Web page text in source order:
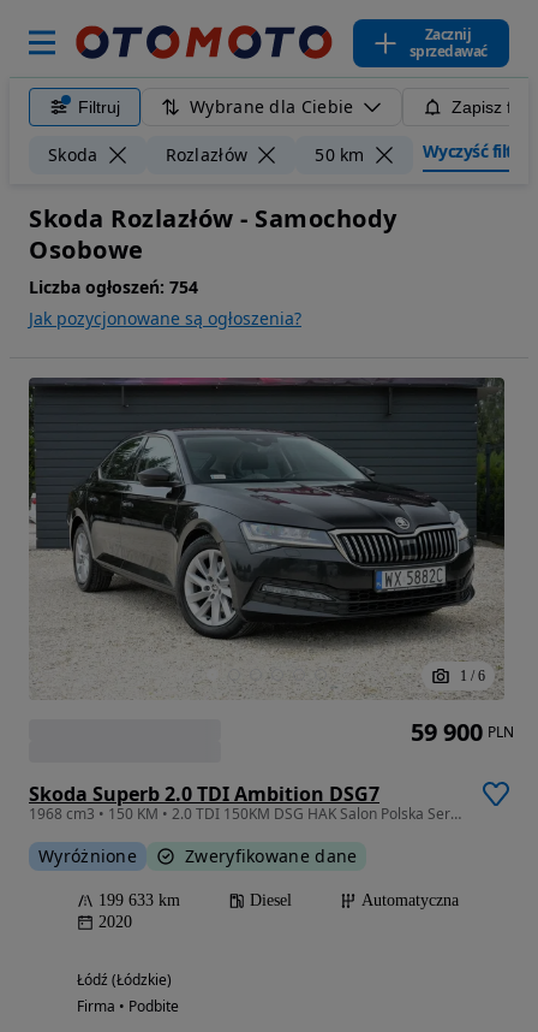
Zacznij
sprzedawać
Filtruj Wybrane dla Ciebie Zapisz
Skoda Rozlazłów 50 km Wyczyść filtry
Skoda Rozlazłów - Samochody
Osobowe
Liczba ogłoszeń: 754
Jak pozycjonowane są ogłoszenia?
1 / 6
Skoda Superb 2.0 TDI Ambition DSG7
1968 cm3 • 150 KM • 2.0 TDI 150KM DSG HAK Salon Polska Serwis ASO Matrix Led FV23%
Wyróżnione Zweryfikowane dane
199 633 km Diesel
Automatyczna
2020
Łódź (Łódzkie)
Firma • Podbite
59 900 PLN